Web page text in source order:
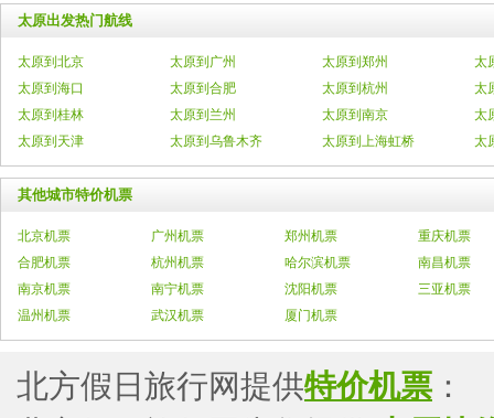
太原出发热门航线
太原到北京 太原到广州 太原到郑州
太
太原到海口
太原到合肥 太原到杭州
太
太原到桂林
太原到兰州 太原到南京
太
太原到天津
太原到乌鲁木齐 太原到上海虹桥 太
其他城市特价机票
北京机票 广州机票 郑州机票
重庆机票
合肥机票
杭州机票 哈尔滨机票
南昌机票
南京机票
南宁机票 沈阳机票
三亚机票
温州机票
武汉机票 厦门机票
北方假日旅行网提供特价机票 ：